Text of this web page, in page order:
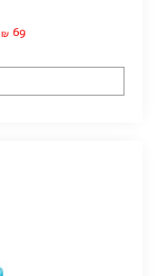
₪ 69